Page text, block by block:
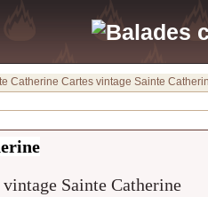
Catherine Cartes vintage Sainte